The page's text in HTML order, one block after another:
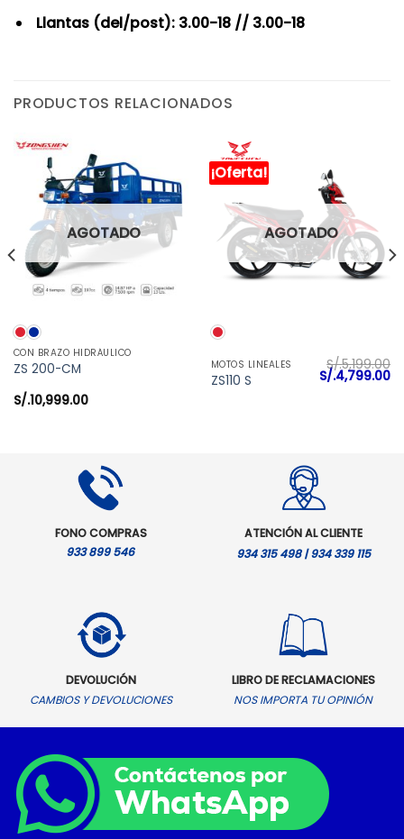
Llantas (del/post): 3.00-18 // 3.00-18
PRODUCTOS RELACIONADOS
AGOTADO
CON BRAZO HIDRÁULICO
ZS 200-CM
S/.10,999.00
¡Oferta!
AGOTADO
MOTOS LINEALES
ZS110 S
S/.5,199.00
El
precio
S/.4,799.00El
FONO COMPRAS
933 899 546
ATENCIÓN AL CLIENTE
934 315 498 | 934 339 115
DEVOLUCIÓN
CAMBIOS Y DEVOLUCIONES
LIBRO DE RECLAMACIONES
NOS IMPORTA TU OPINIÓN